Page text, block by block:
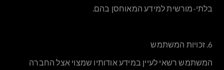
בלתי-מורשית למידע המאוחסן בהם.
6. זכויות המשתמש
המשתמש רשאי לעיין במידע אודותיו שמצוי אצל החברה